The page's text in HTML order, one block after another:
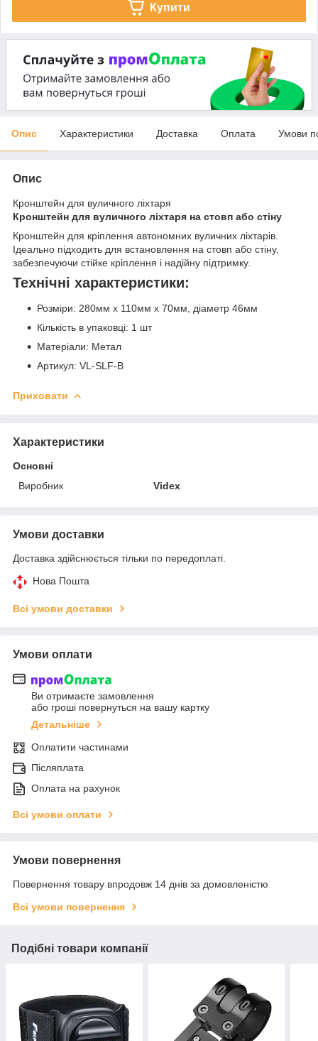
Купити
Опис Характеристики Доставка Оплата Умови
Опис
Кронштейн для вуличного ліхтаря
Кронштейн для вуличного ліхтаря на стовп або стіну
Кронштейн для кріплення автономних вуличних ліхтарів.
Ідеально підходить для встановлення на стовп або стіну,
забезпечуючи стійке кріплення і надійну підтримку.
Технічні характеристики:
Розміри: 280мм x 110мм x 70мм, діаметр 46мм
Кількість в упаковці: 1 шт
Матеріали: Метал
Артикул: VL-SLF-B
Приховати
Характеристики
Основні
Виробник
Videx
Умови доставки
Доставка здійснюється тільки по передоплаті.
Нова Пошта
Всі умови доставки
Умови оплати
Ви отримаєте замовлення
або гроші повернуться на вашу картку
Детальніше
Оплатити частинами
Післяплата
Оплата на рахунок
Всі умови оплати
Умови повернення
Повернення товару впродовж 14 днів за домовленістю
Всі умови повернення
Подібні товари компанії